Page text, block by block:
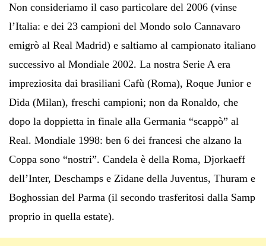
Non consideriamo il caso particolare del 2006 (vinse
l’Italia: e dei 23 campioni del Mondo solo Cannavaro
emigrò al Real Madrid) e saltiamo al campionato italiano
successivo al Mondiale 2002. La nostra Serie A era
impreziosita dai brasiliani Cafù (Roma), Roque Junior e
Dida (Milan), freschi campioni; non da Ronaldo, che
dopo la doppietta in finale alla Germania “scappò” al
Real. Mondiale 1998: ben 6 dei francesi che alzano la
Coppa sono “nostri”. Candela è della Roma, Djorkaeff
dell’Inter, Deschamps e Zidane della Juventus, Thuram e
Boghossian del Parma (il secondo trasferitosi dalla Samp
proprio in quella estate).